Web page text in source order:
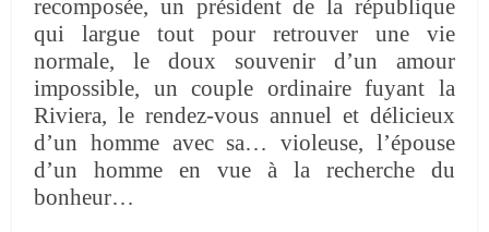
recomposée, un président de la république
qui largue tout pour retrouver une vie
normale, le doux souvenir d’un amour
impossible, un couple ordinaire fuyant la
Riviera, le rendez-vous annuel et délicieux
d’un homme avec sa… violeuse, l’épouse
d’un homme en vue à la recherche du
bonheur…